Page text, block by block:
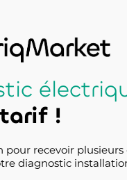
tarif !
recevoir plusieurs
diagnostic